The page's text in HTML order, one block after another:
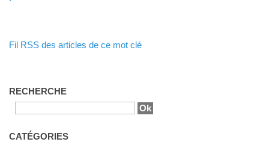
Fil RSS des articles de ce mot clé
RECHERCHE
CATÉGORIES